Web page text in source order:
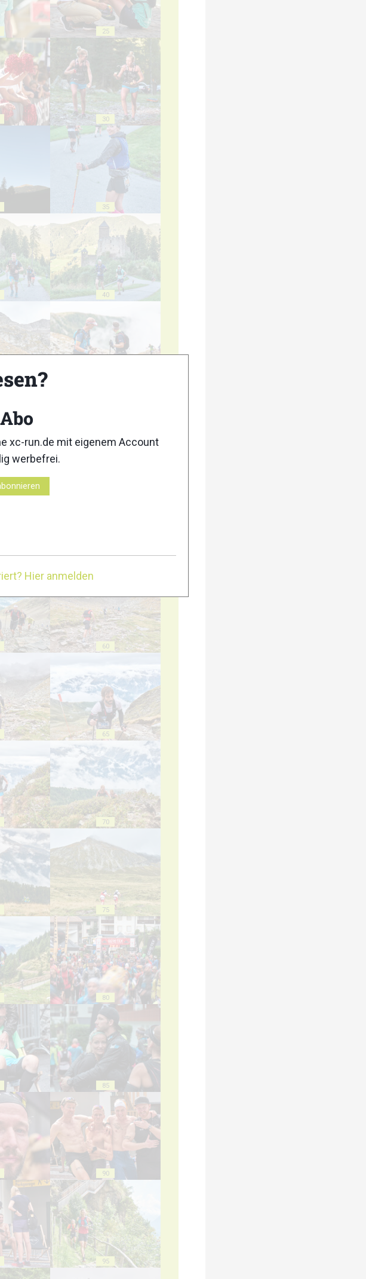
25
30
35
40
55
60
65
70
75
80
85
90
95
xc-run.de mit eigenem Account
werbefrei.
Hier anmelden